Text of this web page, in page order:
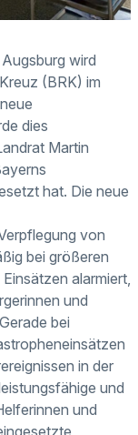
wird
(BRK) im
dies
Martin
hat. Die neue
von
bei größeren
alarmiert,
und
bei
in der
und
und